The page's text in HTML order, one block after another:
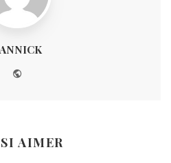
AIMER